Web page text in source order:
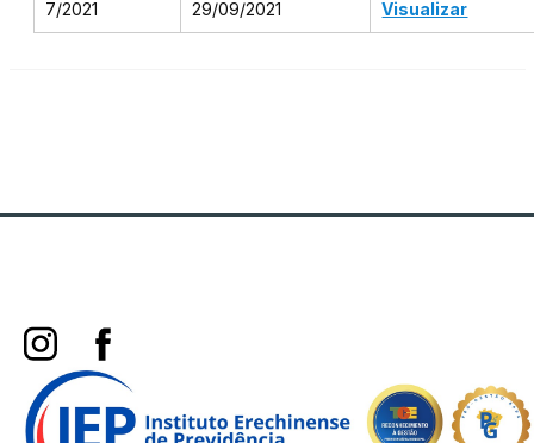
7/2021 29/09/2021 Visualizar